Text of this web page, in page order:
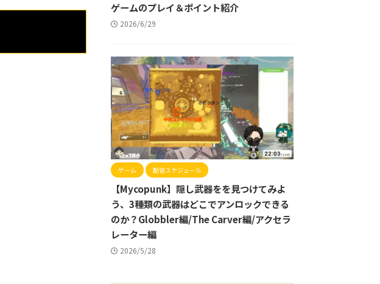
ゲームのプレイ＆ポイント紹介
2026/6/29
ゲーム 配信スケジュール
【Mycopunk】隠し武器をを見つけてみよ
う、3種類の武器はどこでアンロックできる
のか？Globbler編/The Carver編/アクセラ
レーター編
2026/5/28